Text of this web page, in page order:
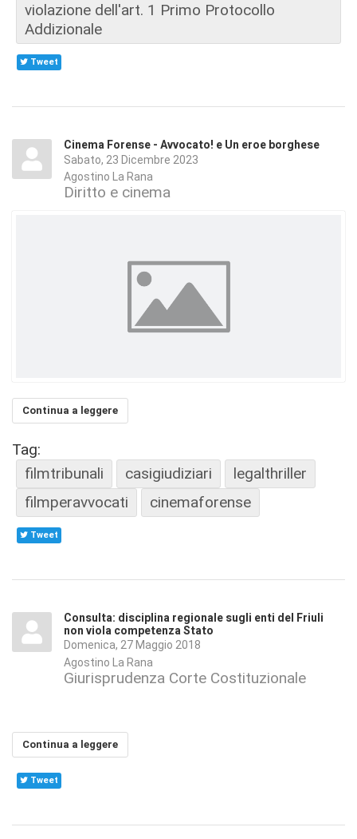
violazione dell'art. 1 Primo Protocollo
Addizionale
Tweet
Cinema Forense - Avvocato! e Un eroe borghese
Sabato, 23 Dicembre 2023
Agostino La Rana
Diritto e cinema
Continua a leggere
Tag:
filmtribunali
casigiudiziari
legalthriller
filmperavvocati
cinemaforense
Tweet
Consulta: disciplina regionale sugli enti del Friuli
non viola competenza Stato
Domenica, 27 Maggio 2018
Agostino La Rana
Giurisprudenza Corte Costituzionale
Continua a leggere
Tweet